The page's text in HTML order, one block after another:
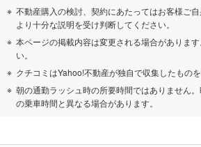
不動産購入の検討、契約にあたってはお客様ご
より十分な説明を受け判断してください。
本ページの掲載内容は変更される場合がありま
い。
クチコミはYahoo!不動産が独自で収集したものを
朝の通勤ラッシュ時の所要時間ではありません
の乗車時間と異なる場合があります。